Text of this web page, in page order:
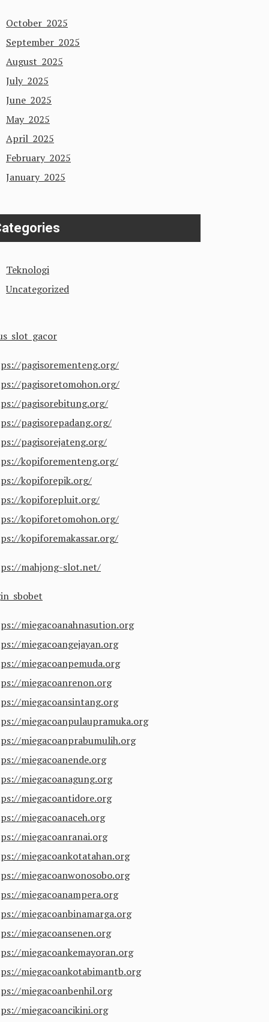
October 2025
September 2025
August 2025
July 2025
June 2025
May 2025
April 2025
February 2025
January 2025
Teknologi
Uncategorized
slot gacor
pagisorementeng.org/
pagisoretomohon.org/
pagisorebitung.org/
pagisorepadang.org/
pagisorejateng.org/
kopiforementeng.org/
kopiforepik.org/
kopiforepluit.org/
kopiforetomohon.org/
kopiforemakassar.org/
mahjong-slot.net/
sbobet
miegacoanahnasution.org
miegacoangejayan.org
miegacoanpemuda.org
miegacoanrenon.org
miegacoansintang.org
miegacoanpulaupramuka.org
miegacoanprabumulih.org
miegacoanende.org
miegacoanagung.org
miegacoantidore.org
miegacoanaceh.org
miegacoanranai.org
miegacoankotatahan.org
miegacoanwonosobo.org
miegacoanampera.org
miegacoanbinamarga.org
miegacoansenen.org
miegacoankemayoran.org
miegacoankotabimantb.org
miegacoanbenhil.org
miegacoancikini.org